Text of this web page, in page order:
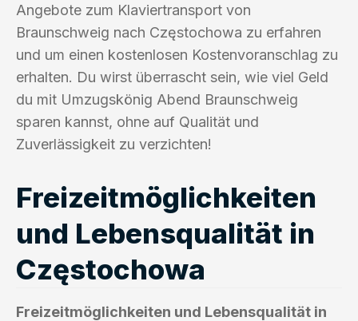
Angebote zum Klaviertransport von
Braunschweig nach Częstochowa zu erfahren
und um einen kostenlosen Kostenvoranschlag zu
erhalten. Du wirst überrascht sein, wie viel Geld
du mit Umzugskönig Abend Braunschweig
sparen kannst, ohne auf Qualität und
Zuverlässigkeit zu verzichten!
Freizeitmöglichkeiten
und Lebensqualität in
Częstochowa
Freizeitmöglichkeiten und Lebensqualität in